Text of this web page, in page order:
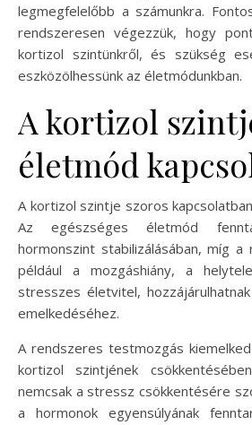
legmegfelelőbb a számunkra.
rendszeresen végezzük, hogy
kortizol szintünkről, és szükség
eszközölhessünk az életmódunkban.
A kortizol
életmód
A kortizol szintje szoros
Az egészséges életmód
hormonszint stabilizálásában, míg
például a mozgáshiány, a
stresszes életvitel,
emelkedéséhez.
A rendszeres testmozgás
kortizol szintjének
nemcsak a stressz csökkentésére
a hormonok egyensúlyának